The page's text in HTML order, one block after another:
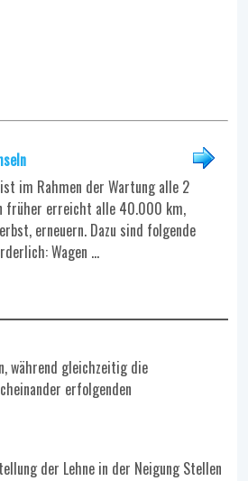
im Rahmen der Wartung alle 2
früher erreicht alle 40.000 km,
erneuern. Dazu sind folgende
Wagen ...
während gleichzeitig die
erfolgenden
der Lehne in der Neigung Stellen